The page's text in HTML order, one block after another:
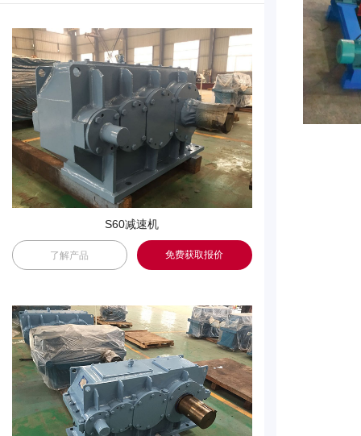
S60减速机
了解产品 免费获取报价